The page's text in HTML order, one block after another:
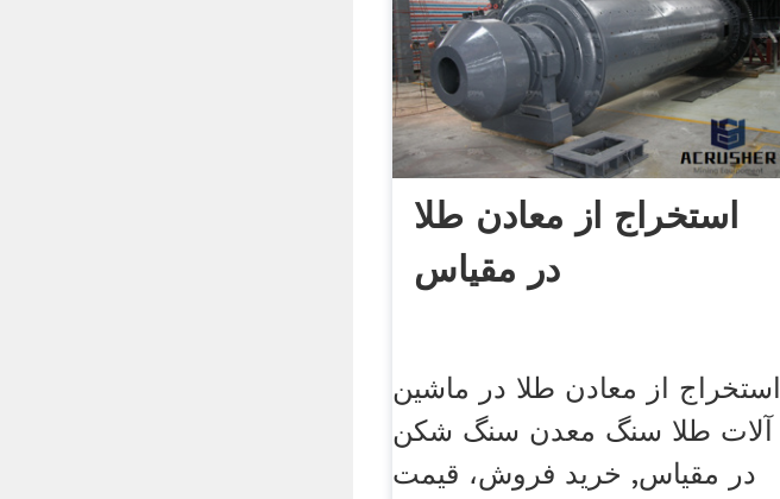
استخراج از معادن طلا
در مقیاس
استخراج از معادن طلا در ماشین
آلات طلا سنگ معدن سنگ شکن
در مقیاس, خرید فروش، قیمت